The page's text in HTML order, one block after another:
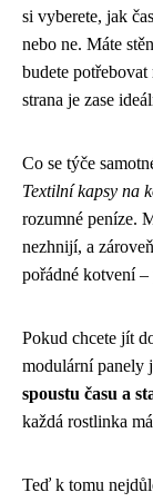
si vyberete, jak
nebo ne. Máte
budete
strana je zase
Co se týče
Textilní kapsy na
rozumné peníze.
nezhnijí, a
pořádné kotvení
Pokud chcete jít
modulární panely
spoustu času a
každá rostlinka
Teď k tomu